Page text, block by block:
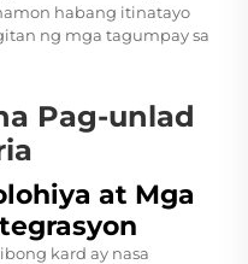
habang itinatayo
ng mga tagumpay sa
Pag-unlad
at Mga
kard ay nasa